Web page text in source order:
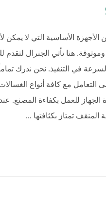
الأجهزة الأساسية التي لا
هنا تأتي الجنرال
في التنفيذ. نحن ندرك
مع كافة أنواع
الجهاز للعمل بكفاءة
المنقف تمتاز بكثافتها ...